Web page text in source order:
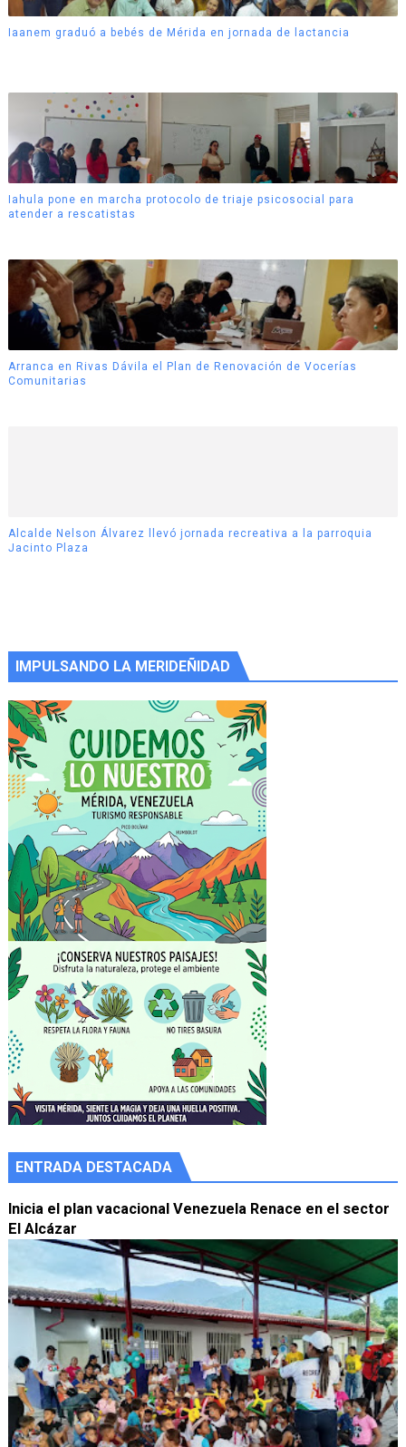
Iaanem graduó a bebés de Mérida en jornada de lactancia
Iahula pone en marcha protocolo de triaje psicosocial para
atender a rescatistas
Arranca en Rivas Dávila el Plan de Renovación de Vocerías
Comunitarias
Alcalde Nelson Álvarez llevó jornada recreativa a la parroquia
Jacinto Plaza
IMPULSANDO LA MERIDEÑIDAD
ENTRADA DESTACADA
Inicia el plan vacacional Venezuela Renace en el sector
El Alcázar